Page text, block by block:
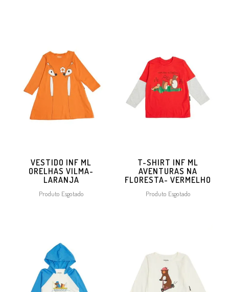
VESTIDO INF ML
ORELHAS VILMA-
LARANJA
Produto Esgotado
T-SHIRT INF ML
AVENTURAS NA
FLORESTA- VERMELHO
Produto Esgotado